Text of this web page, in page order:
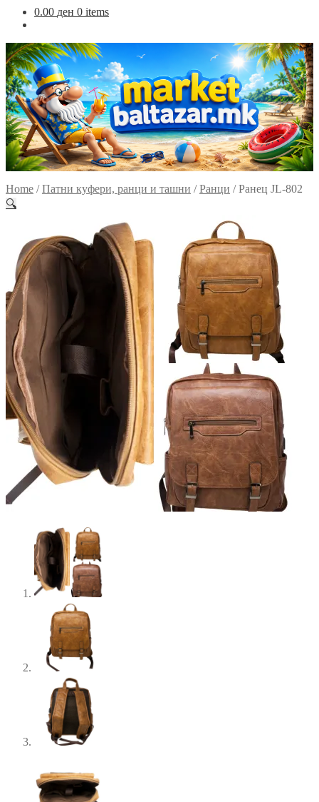
0.00 ден 0 items
Home /Патни куфери, ранци и ташни /Ранци /Ранец JL-802
🔍